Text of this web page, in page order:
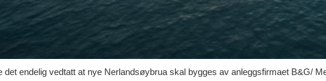
det endelig vedtatt at nye Nerlandsøybrua skal bygges av anleggsfirmaet B&G/